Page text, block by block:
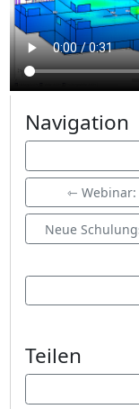
Navigation
⇽ Webinar:
Neue
Teilen